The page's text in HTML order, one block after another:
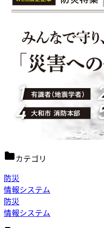
カテゴリ
防災
情報システム
防災
情報システム